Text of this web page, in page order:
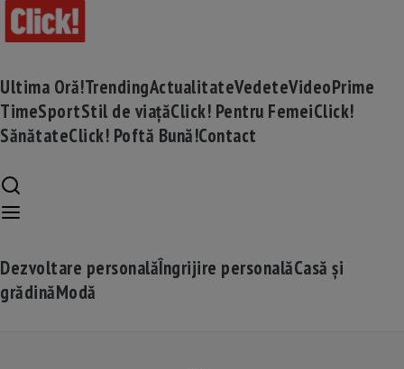
Ultima Oră!TrendingActualitateVedeteVideoPrime
TimeSportStil de viațăClick! Pentru FemeiClick!
SănătateClick! Poftă Bună!Contact
Dezvoltare personalăÎngrijire personalăCasă și
grădinăModă